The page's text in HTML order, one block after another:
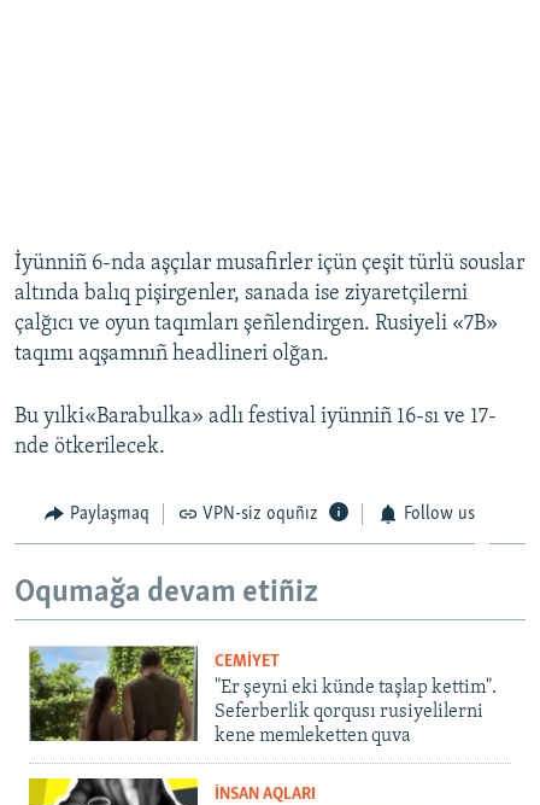
İyünniñ 6-nda aşçılar musafirler içün çeşit türlü souslar
altında balıq pişirgenler, sanada ise ziyaretçilerni
çalğıcı ve oyun taqımları şeñlendirgen. Rusiyeli «7B»
taqımı aqşamnıñ headlineri olğan.
Bu yılki«Barabulka» adlı festival iyünniñ 16-sı ve 17-
nde ötkerilecek.
Paylaşmaq VPN-siz oquñız Follow us
Oqumağa devam etiñiz
CEMİYET
"Er şeyni eki künde taşlap kettim".
Seferberlik qorqusı rusiyelilerni
kene memleketten quva
İNSAN AQLARI